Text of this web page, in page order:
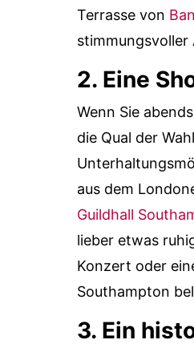
Terrasse von
stimmungsvoller
2. Eine
Wenn Sie
die Qual der
aus dem
Guildhall
lieber etwas
Konzert oder
Southampton
3. Ein